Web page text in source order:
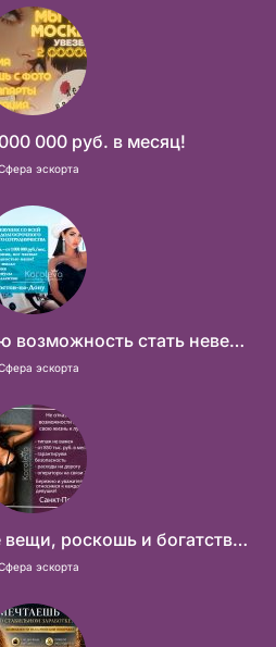
000 руб. в месяц!
эскорта
Не упусти уникальную возможность стать невероятно успешной и независимой!
эскорта
Позволь себе лучшие вещи, роскошь и богатство. Наши условия тебе понравятся! Действительно отличные условия и поддержка!
эскорта